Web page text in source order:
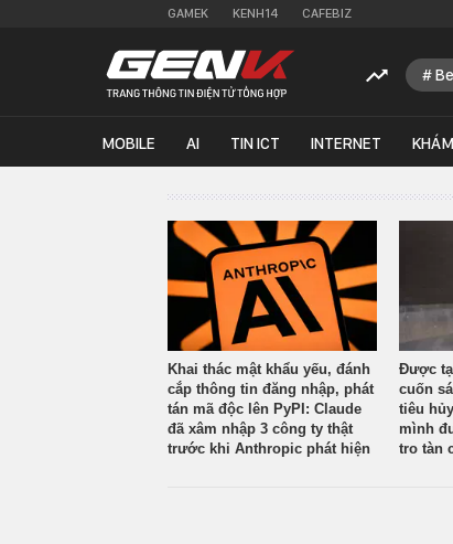
GAMEK KENH14 CAFEBIZ
MOBILE AI TIN ICT INTERNET
Khai thác mật khẩu yếu, đánh
cắp thông tin đăng nhập, phát
tán mã độc lên PyPI: Claude
đã xâm nhập 3 công ty thật
trước khi Anthropic phát hiện
Được
cuốn
tiêu
mình
tro tàn